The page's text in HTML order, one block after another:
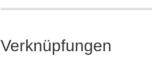
Verknüpfungen